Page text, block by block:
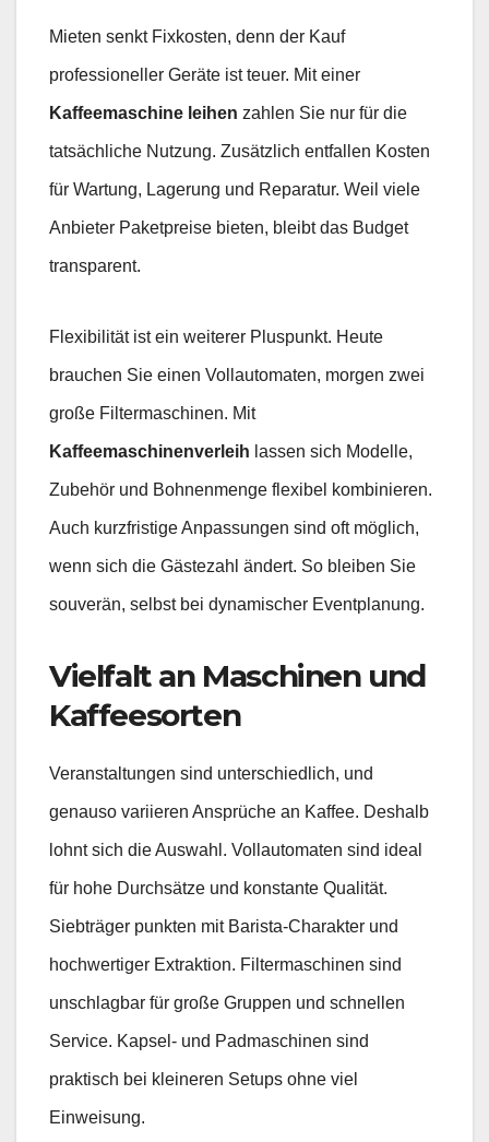
Mieten senkt Fixkosten, denn der Kauf
professioneller Geräte ist teuer. Mit einer
Kaffeemaschine leihen zahlen Sie nur für die
tatsächliche Nutzung. Zusätzlich entfallen Kosten
für Wartung, Lagerung und Reparatur. Weil viele
Anbieter Paketpreise bieten, bleibt das Budget
transparent.
Flexibilität ist ein weiterer Pluspunkt. Heute
brauchen Sie einen Vollautomaten, morgen zwei
große Filtermaschinen. Mit
Kaffeemaschinenverleih lassen sich Modelle,
Zubehör und Bohnenmenge flexibel kombinieren.
Auch kurzfristige Anpassungen sind oft möglich,
wenn sich die Gästezahl ändert. So bleiben Sie
souverän, selbst bei dynamischer Eventplanung.
Vielfalt an Maschinen und
Kaffeesorten
Veranstaltungen sind unterschiedlich, und
genauso variieren Ansprüche an Kaffee. Deshalb
lohnt sich die Auswahl. Vollautomaten sind ideal
für hohe Durchsätze und konstante Qualität.
Siebträger punkten mit Barista-Charakter und
hochwertiger Extraktion. Filtermaschinen sind
unschlagbar für große Gruppen und schnellen
Service. Kapsel- und Padmaschinen sind
praktisch bei kleineren Setups ohne viel
Einweisung.